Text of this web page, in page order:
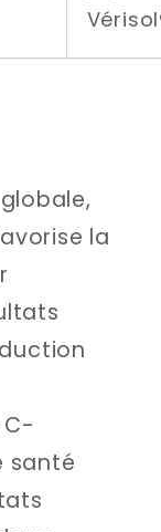
la
santé